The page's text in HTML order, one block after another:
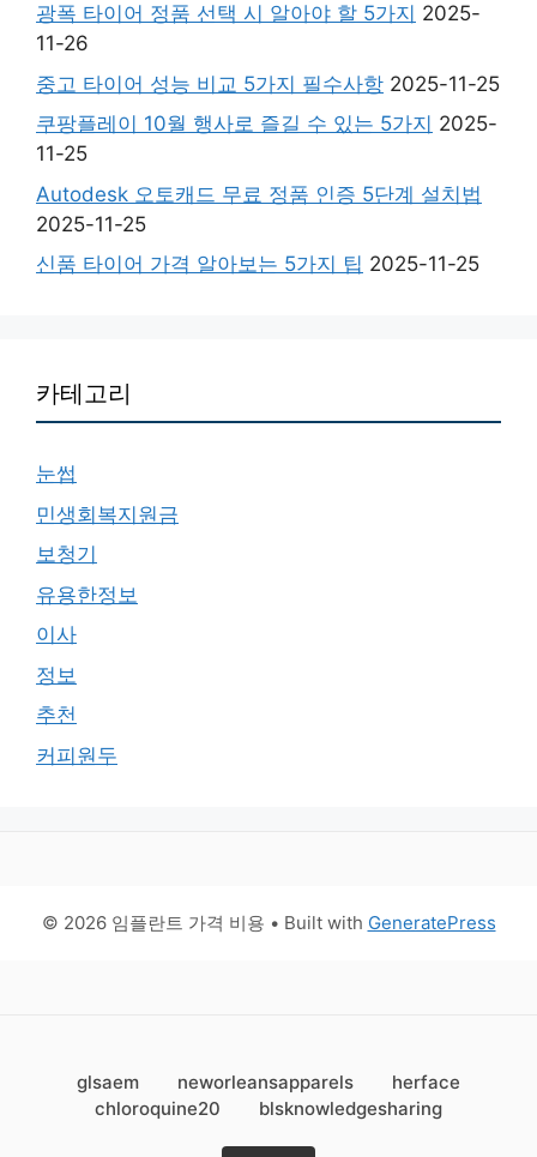
광폭 타이어 정품 선택 시 알아야 할 5가지 2025-
11-26
중고 타이어 성능 비교 5가지 필수사항 2025-11-25
쿠팡플레이 10월 행사로 즐길 수 있는 5가지 2025-
11-25
Autodesk 오토캐드 무료 정품 인증 5단계 설치법
2025-11-25
신품 타이어 가격 알아보는 5가지 팁 2025-11-25
카테고리
눈썹
민생회복지원금
보청기
유용한정보
이사
정보
추천
커피원두
© 2026 임플란트 가격 비용 • Built with GeneratePress
glsaem neworleansapparels
herface
chloroquine20
blsknowledgesharing